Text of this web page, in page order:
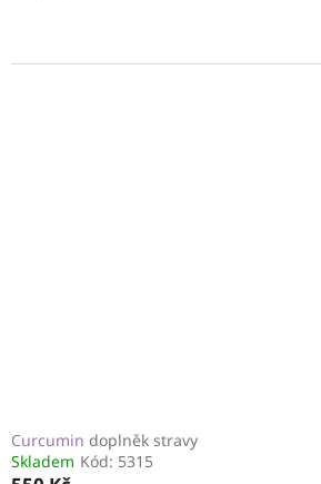
Curcumin doplněk stravy
Skladem Kód: 5315